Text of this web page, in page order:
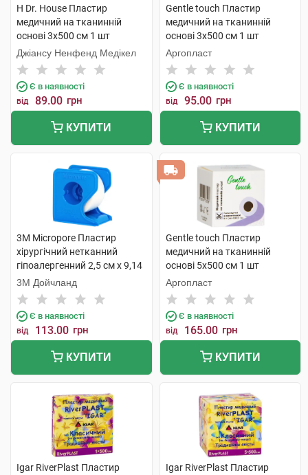
H Dr. House Пластир
медичний на тканинній
основі 3х500 см 1 шт
Джіансу Ненфенд Медікел
Є в наявності
від 89.00 грн
КУПИТИ
Gentle touch Пластир
медичний на тканинній
основі 3х500 см 1 шт
Аргопласт
Є в наявності
від 95.00 грн
КУПИТИ
3M Micropore Пластир
хірургічний нетканний
гіпоалергенний 2,5 см х 9,14
м на диспенсері 1 шт
3М Дойчланд
Є в наявності
від 113.00 грн
КУПИТИ
Gentle touch Пластир
медичний на тканинній
основі 5х500 см 1 шт
Аргопласт
Є в наявності
від 165.00 грн
КУПИТИ
Igar RiverPlast Пластир
Igar RiverPlast Пластир